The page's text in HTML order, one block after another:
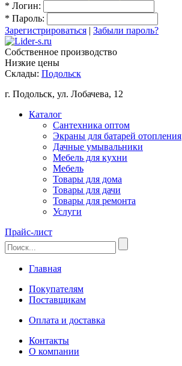
* Логин:
* Пароль:
Зарегистрироваться | Забыли пароль?
Собственное производство
Низкие цены
Склады: Подольск
г. Подольск, ул. Лобачева, 12
Каталог
Сантехника оптом
Экраны для батарей отопления
Дачные умывальники
Мебель для кухни
Мебель
Товары для дома
Товары для дачи
Товары для ремонта
Услуги
Прайс-лист
Главная
Покупателям
Поставщикам
Оплата и доставка
Контакты
О компании